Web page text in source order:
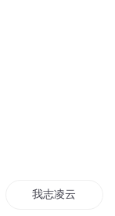
我志凌云